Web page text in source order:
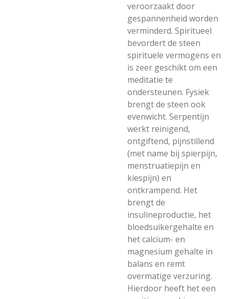
veroorzaakt door
gespannenheid worden
verminderd. Spiritueel
bevordert de steen
spirituele vermogens en
is zeer geschikt om een
meditatie te
ondersteunen. Fysiek
brengt de steen ook
evenwicht. Serpentijn
werkt reinigend,
ontgiftend, pijnstillend
(met name bij spierpijn,
menstruatiepijn en
kiespijn) en
ontkrampend. Het
brengt de
insulineproductie, het
bloedsuikergehalte en
het calcium- en
magnesium gehalte in
balans en remt
overmatige verzuring.
Hierdoor heeft het een